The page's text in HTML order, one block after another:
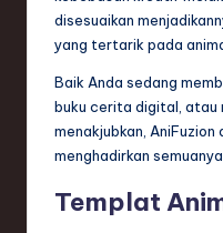
disesuaikan
yang tertarik pada
Baik Anda sedang
buku cerita digital, atau
menakjubkan,
menghadirkan
Templat